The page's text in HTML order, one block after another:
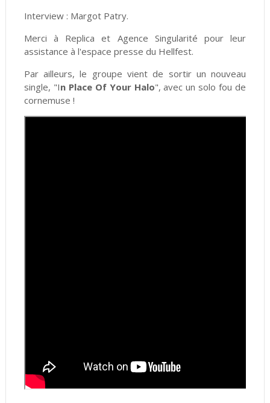
Interview : Margot Patry.
Merci à Replica et Agence Singularité pour leur
assistance à l'espace presse du Hellfest.
Par ailleurs, le groupe vient de sortir un nouveau
single, "In Place Of Your Halo", avec un solo fou de
cornemuse !